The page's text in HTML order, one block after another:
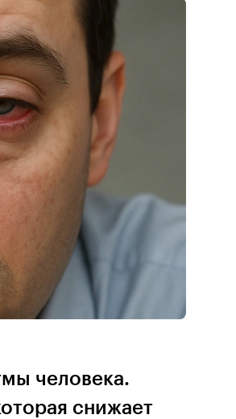
человека.
снижает